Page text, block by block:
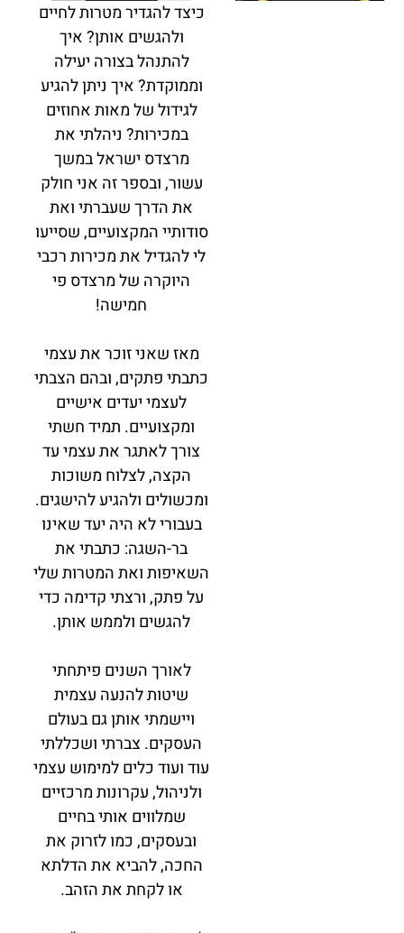
כיצד להגדיר מטרות לחיים
ולהגשים אותן? איך
להתנהל בצורה יעילה
וממוקדת? איך ניתן להגיע
לגידול של מאות אחוזים
במכירות? ניהלתי את
מרצדס ישראל במשך
עשור, ובספר זה אני חולק
את הדרך שעברתי ואת
סודותיי המקצועיים, שסייעו
לי להגדיל את מכירות רכבי
היוקרה של מרצדס פי
חמישה!
מאז שאני זוכר את עצמי
כתבתי פתקים, ובהם הצבתי
לעצמי יעדים אישיים
ומקצועיים. תמיד חשתי
צורך לאתגר את עצמי עד
הקצה, לצלוח משוכות
ומכשולים ולהגיע להישגים.
בעבורי לא היה יעד שאינו
בר-השגה: כתבתי את
השאיפות ואת המטרות שלי
על פתק, ורצתי קדימה כדי
להגשים ולממש אותן.
לאורך השנים פיתחתי
שיטות להנעה עצמית
ויישמתי אותן גם בעולם
העסקים. צברתי ושכללתי
עוד ועוד כלים למימוש עצמי
ולניהול, עקרונות מרכזיים
שמלווים אותי בחיים
ובעסקים, כמו לזרוק את
החכה, להביא את הדלתא
או לקחת את הזהב.